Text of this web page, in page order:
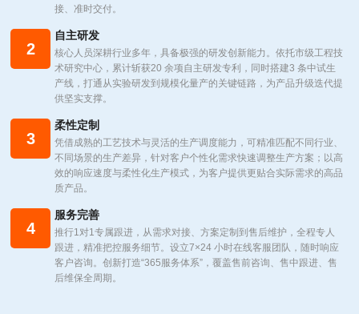
接、准时交付。
2
自主研发
核心人员深耕行业多年，具备极强的研发创新能力。依托市级工程技
术研究中心，累计斩获20 余项自主研发专利，同时搭建3 条中试生
产线，打通从实验研发到规模化量产的关键链路，为产品升级迭代提
供坚实支撑。
3
柔性定制
凭借成熟的工艺技术与灵活的生产调度能力，可精准匹配不同行业、
不同场景的生产差异，针对客户个性化需求快速调整生产方案；以高
效的响应速度与柔性化生产模式，为客户提供更贴合实际需求的高品
质产品。
4
服务完善
推行1对1专属跟进，从需求对接、方案定制到售后维护，全程专人
跟进，精准把控服务细节。设立7×24 小时在线客服团队，随时响应
客户咨询。创新打造“365服务体系”，覆盖售前咨询、售中跟进、售
后维保全周期。